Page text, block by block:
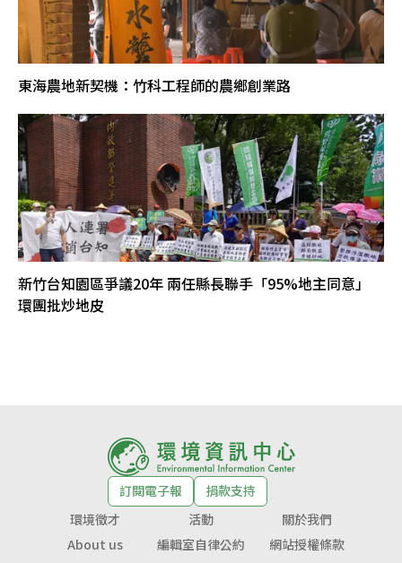
東海農地新契機：竹科工程師的農鄉創業路
新竹台知園區爭議20年 兩任縣長聯手「95%地主同意」
環團批炒地皮
訂閱電子報
捐款支持
環境徵才
活動
關於我們
About us
編輯室自律公約
網站授權條款